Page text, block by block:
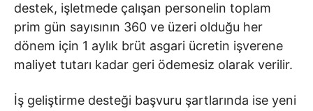
destek, işletmede çalışan personelin toplam
prim gün sayısının 360 ve üzeri olduğu her
dönem için 1 aylık brüt asgari ücretin işverene
maliyet tutarı kadar geri ödemesiz olarak verilir.
İş geliştirme desteği başvuru şartlarında ise yeni